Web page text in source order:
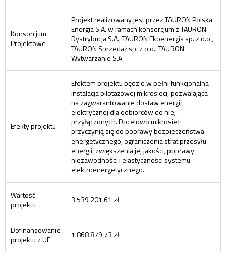
Konsorcjum
Projektowe
Projekt realizowany jest przez TAURON Polska
Energia S.A. w ramach konsorcjum z TAURON
Dystrybucja S.A., TAURON Ekoenergia sp. z o.o.,
TAURON Sprzedaż sp. z o.o., TAURON
Wytwarzanie S.A.
Efekty projektu
Efektem projektu będzie w pełni funkcjonalna
instalacja pilotażowej mikrosieci, pozwalająca
na zagwarantowanie dostaw energii
elektrycznej dla odbiorców do niej
przyłączonych. Docelowo mikrosieci
przyczynią się do poprawy bezpieczeństwa
energetycznego, ograniczenia strat przesyłu
energii, zwiększenia jej jakości, poprawy
niezawodności i elastyczności systemu
elektroenergetycznego.
Wartość
projektu
3 539 201,61 zł
Dofinansowanie
projektu z UE
1 868 879,73 zł